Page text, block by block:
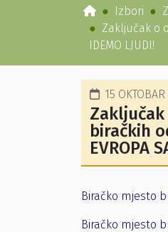
Izbori
Zaključak o
IDEMO LJUDI!
15
biračkih
EVROPA
Biračko mjesto
Biračko mjesto